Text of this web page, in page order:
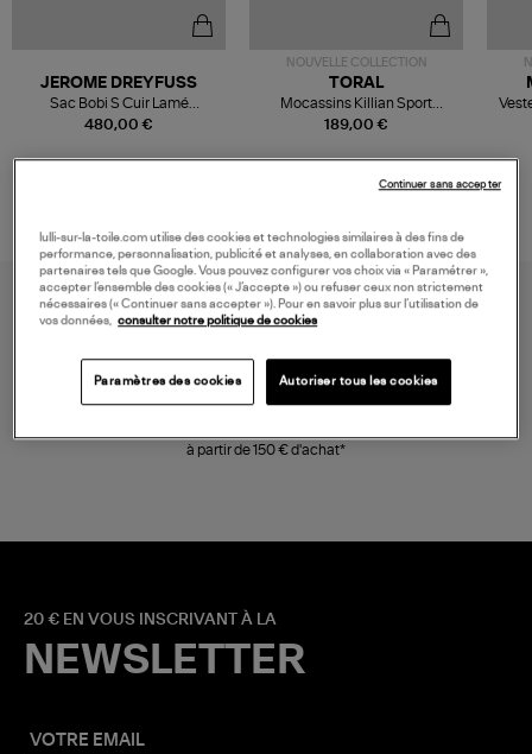
480,00 €
JEROME DREYFUSS
Sac Bobi S Cuir Lamé
Champagne
NOUVELLE COLLECTION
189,00 €
TORAL
Mocassins Killian Sport
Mousse
à partir de 150 € d'achat*
20 € EN VOUS INSCRIVANT À LA
NEWSLETTER
lulli-sur-la-toile.com utilise des cookies et technologies similaires à des fins de
performance, personnalisation, publicité et analyses, en collaboration avec des
partenaires tels que Google. Vous pouvez configurer vos choix via « Paramétrer »,
accepter l’ensemble des cookies (« J’accepte ») ou refuser ceux non strictement
nécessaires (« Continuer sans accepter »). Pour en savoir plus sur l’utilisation de
vos données, consulter notre politique de cookies
Paramètres des cookies Autoriser tous les cookies
Continuer sans accepter